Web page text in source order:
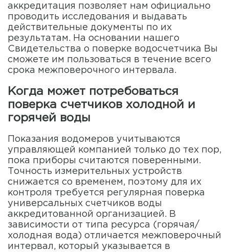
аккредитация позволяет нам официально
проводить исследования и выдавать
действительные документы по их
результатам. На основании нашего
Свидетельства о поверке водосчетчика Вы
сможете им пользоваться в течение всего
срока межповерочного интервала.
Когда может потребоваться
поверка счетчиков холодной и
горячей воды
Показания водомеров учитываются
управляющей компанией только до тех пор,
пока приборы считаются поверенными.
Точность измерительных устройств
снижается со временем, поэтому для их
контроля требуется регулярная поверка
универсальных счетчиков воды
аккредитованной организацией. В
зависимости от типа ресурса (горячая/
холодная вода) отличается межповерочный
интервал, который указывается в